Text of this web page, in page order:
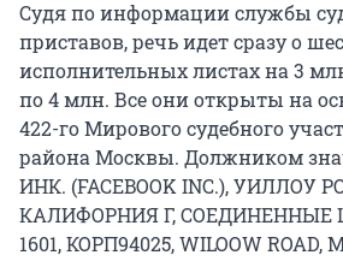
Судя по информации службы
приставов, речь идет сразу о
исполнительных листах на 3
по 4 млн. Все они открыты на
422-го Мирового судебного
района Москвы. Должником
ИНК. (FACEBOOK INC.), УИЛЛОУ
КАЛИФОРНИЯ Г,
1601, КОРП94025, WILOOW ROAD,